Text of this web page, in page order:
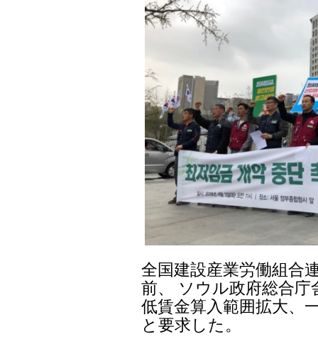
全国建設産業労働組合
前、 ソウル政府総合
低賃金算入範囲拡大、
と要求した。